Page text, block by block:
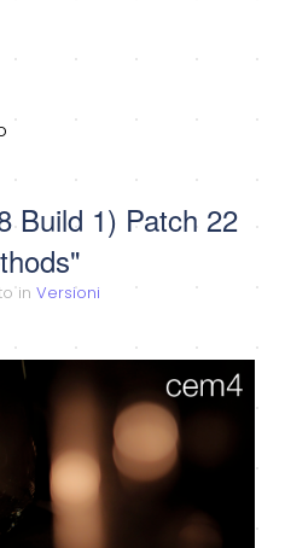
Build 1) Patch 22
in Versioni